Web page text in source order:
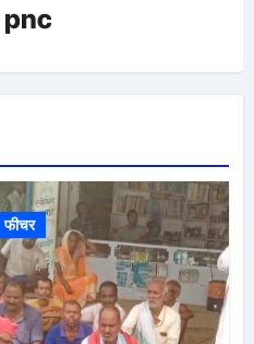
pnc
फीचर